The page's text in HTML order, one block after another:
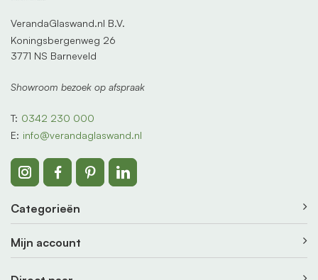
VerandaGlaswand.nl B.V.
Koningsbergenweg 26
3771 NS Barneveld
Showroom bezoek op afspraak
T: 0342 230 000
E: info@verandaglaswand.nl
Categorieën
Mijn account